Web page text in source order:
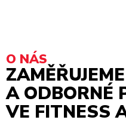
O NÁS
A ODBORNÉ
VE FITNESS